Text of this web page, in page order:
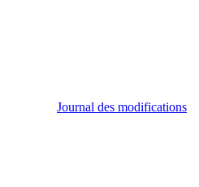
Journal des modifications